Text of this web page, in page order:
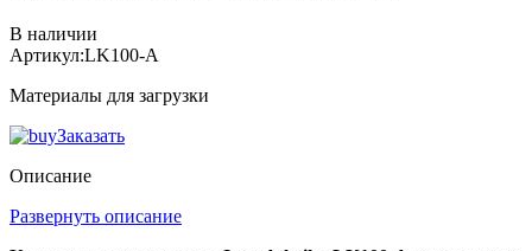
В наличии
Артикул:LK100-A
Материалы для загрузки
Заказать
Описание
Развернуть описание